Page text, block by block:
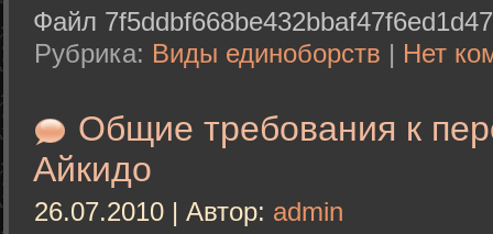
Файл
Рубрика: Виды единоборств | Нет
Общие требования к
Айкидо
26.07.2010 | Автор: admin